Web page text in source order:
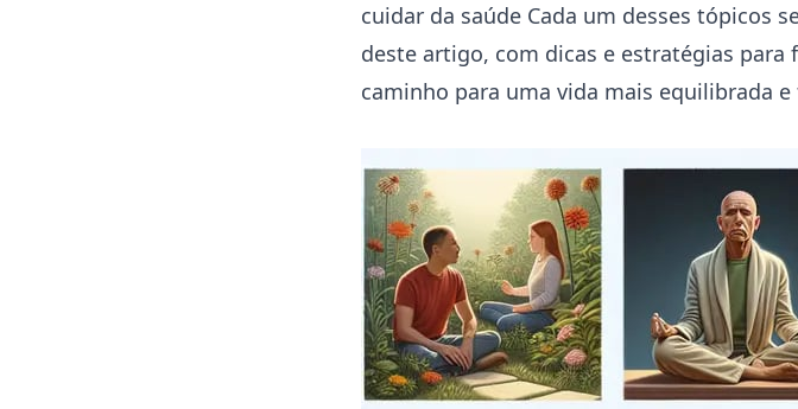
cuidar da saúde Cada um desses tópicos
deste artigo, com dicas e estratégias para
caminho para uma vida mais equilibrada e